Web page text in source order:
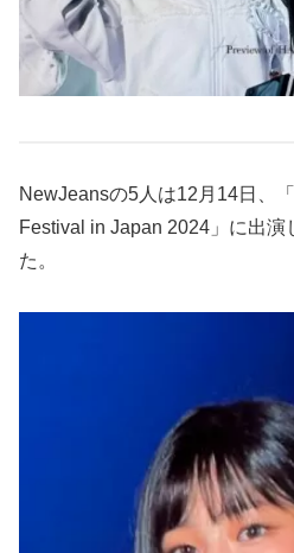
NewJeansの5人は12月14日、
Festival in Japan 2024」に出演
た。